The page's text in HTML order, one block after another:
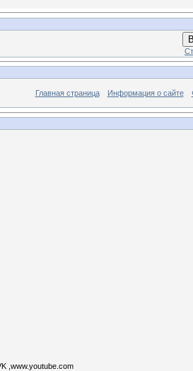
Главная страница Информация о сайте
,www.youtube.com